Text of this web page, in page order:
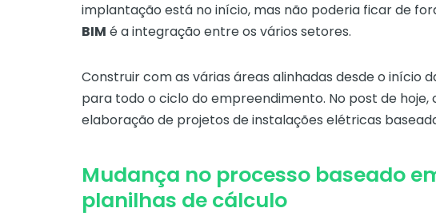
implantação está no início, mas não poderia ficar de
BIM é a integração entre os vários setores.
Construir com as várias áreas alinhadas desde o início
para todo o ciclo do empreendimento. No post de hoje,
elaboração de projetos de instalações elétricas
Mudança no processo baseado
planilhas de cálculo